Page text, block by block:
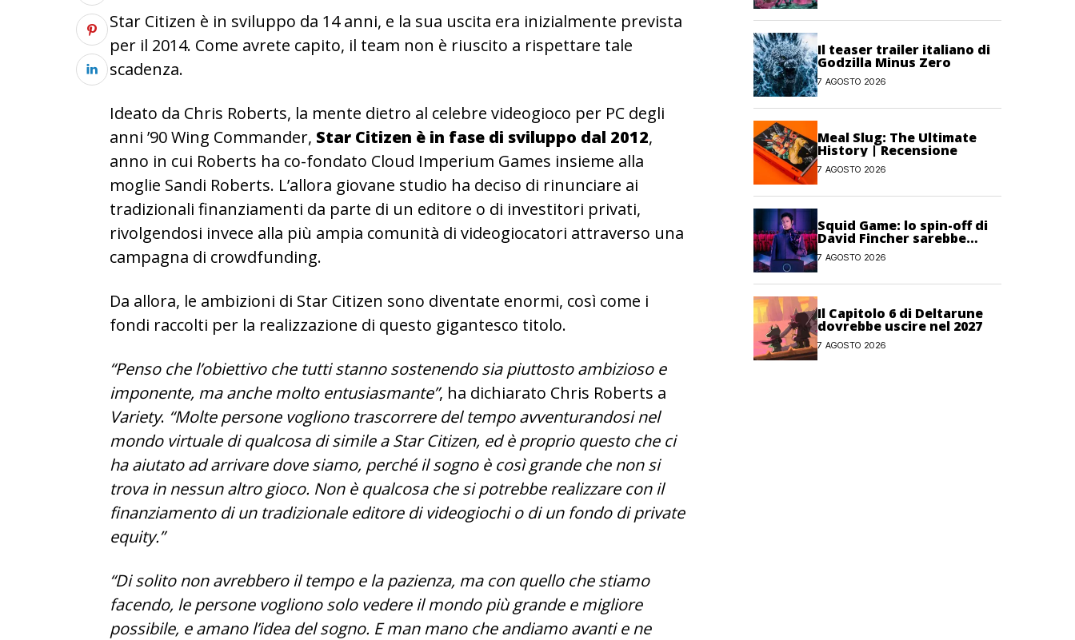
Star Citizen è in sviluppo da 14 anni, e la sua uscita era inizialmente prevista
per il 2014. Come avrete capito, il team non è riuscito a rispettare tale
scadenza.
Ideato da Chris Roberts, la mente dietro al celebre videogioco per PC degli
anni ’90 Wing Commander, Star Citizen è in fase di sviluppo dal 2012,
anno in cui Roberts ha co-fondato Cloud Imperium Games insieme alla
moglie Sandi Roberts. L’allora giovane studio ha deciso di rinunciare ai
tradizionali finanziamenti da parte di un editore o di investitori privati,
rivolgendosi invece alla più ampia comunità di videogiocatori attraverso una
campagna di crowdfunding.
Da allora, le ambizioni di Star Citizen sono diventate enormi, così come i
fondi raccolti per la realizzazione di questo gigantesco titolo.
“Penso che l’obiettivo che tutti stanno sostenendo sia piuttosto ambizioso e
imponente, ma anche molto entusiasmante”, ha dichiarato Chris Roberts a
Variety. “Molte persone vogliono trascorrere del tempo avventurandosi nel
mondo virtuale di qualcosa di simile a Star Citizen, ed è proprio questo che ci
ha aiutato ad arrivare dove siamo, perché il sogno è così grande che non si
trova in nessun altro gioco. Non è qualcosa che si potrebbe realizzare con il
finanziamento di un tradizionale editore di videogiochi o di un fondo di private
equity.”
“Di solito non avrebbero il tempo e la pazienza, ma con quello che stiamo
facendo, le persone vogliono solo vedere il mondo più grande e migliore
possibile, e amano l’idea del sogno. E man mano che andiamo avanti e ne
Il teaser trailer italiano di
Godzilla Minus Zero
7 AGOSTO 2026
Meal Slug: The Ultimate
History | Recensione
7 AGOSTO 2026
Squid Game: lo spin-off di
David Fincher sarebbe
stato cancellato da Netflix
7 AGOSTO 2026
Il Capitolo 6 di Deltarune
dovrebbe uscire nel 2027
7 AGOSTO 2026